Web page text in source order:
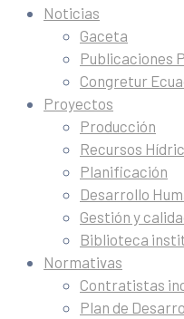
Noticias
Gaceta
Publicaciones
Congretur
Proyectos
Producción
Recursos
Planificación
Desarrollo
Gestión y
Biblioteca
Normativas
Contratistas
Plan de